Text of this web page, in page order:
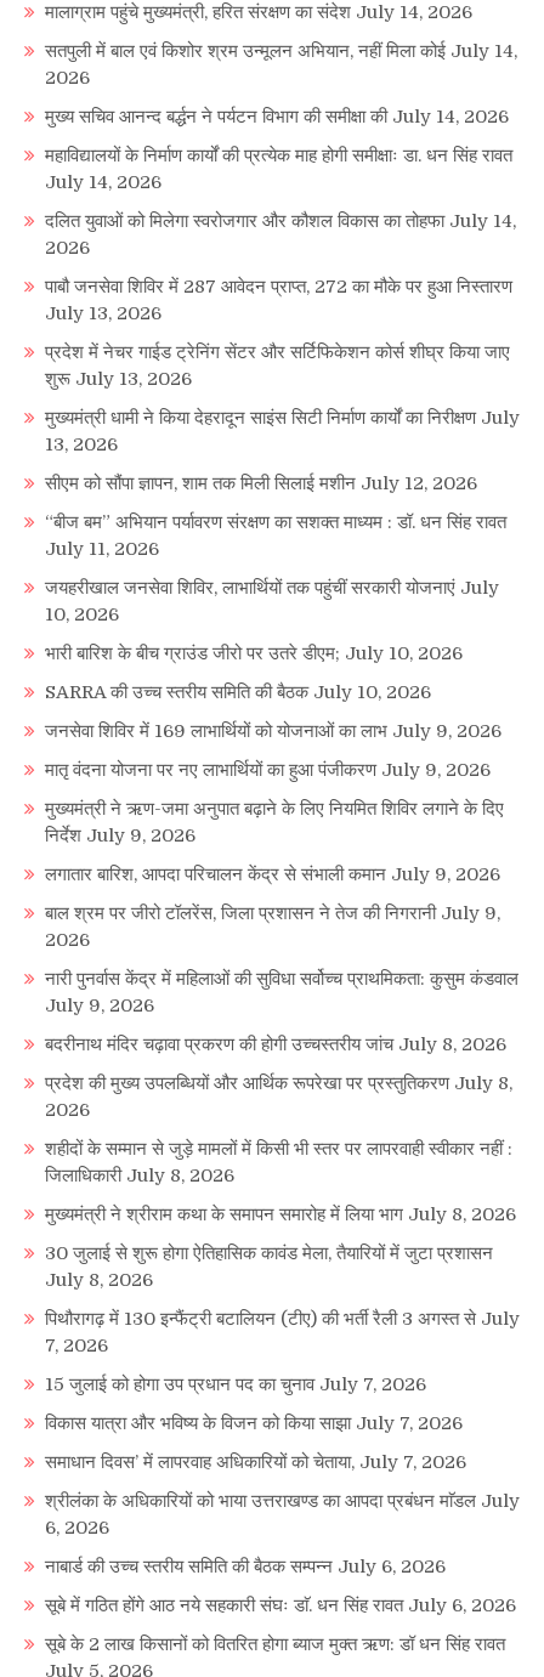
मालाग्राम पहुंचे मुख्यमंत्री, हरित संरक्षण का संदेश July 14, 2026
सतपुली में बाल एवं किशोर श्रम उन्मूलन अभियान, नहीं मिला कोई July 14,
2026
मुख्य सचिव आनन्द बर्द्धन ने पर्यटन विभाग की समीक्षा की July 14, 2026
महाविद्यालयों के निर्माण कार्यों की प्रत्येक माह होगी समीक्षाः डा. धन सिंह रावत
July 14, 2026
दलित युवाओं को मिलेगा स्वरोजगार और कौशल विकास का तोहफा July 14,
2026
पाबौ जनसेवा शिविर में 287 आवेदन प्राप्त, 272 का मौके पर हुआ निस्तारण
July 13, 2026
प्रदेश में नेचर गाईड ट्रेनिंग सेंटर और सर्टिफिकेशन कोर्स शीघ्र किया जाए
शुरू July 13, 2026
मुख्यमंत्री धामी ने किया देहरादून साइंस सिटी निर्माण कार्यों का निरीक्षण July
13, 2026
सीएम को सौंपा ज्ञापन, शाम तक मिली सिलाई मशीन July 12, 2026
“बीज बम” अभियान पर्यावरण संरक्षण का सशक्त माध्यम : डॉ. धन सिंह रावत
July 11, 2026
जयहरीखाल जनसेवा शिविर, लाभार्थियों तक पहुंचीं सरकारी योजनाएं July
10, 2026
भारी बारिश के बीच ग्राउंड जीरो पर उतरे डीएम; July 10, 2026
SARRA की उच्च स्तरीय समिति की बैठक July 10, 2026
जनसेवा शिविर में 169 लाभार्थियों को योजनाओं का लाभ July 9, 2026
मातृ वंदना योजना पर नए लाभार्थियों का हुआ पंजीकरण July 9, 2026
मुख्यमंत्री ने ऋण-जमा अनुपात बढ़ाने के लिए नियमित शिविर लगाने के दिए
निर्देश July 9, 2026
लगातार बारिश, आपदा परिचालन केंद्र से संभाली कमान July 9, 2026
बाल श्रम पर जीरो टॉलरेंस, जिला प्रशासन ने तेज की निगरानी July 9,
2026
नारी पुनर्वास केंद्र में महिलाओं की सुविधा सर्वोच्च प्राथमिकता: कुसुम कंडवाल
July 9, 2026
बदरीनाथ मंदिर चढ़ावा प्रकरण की होगी उच्चस्तरीय जांच July 8, 2026
प्रदेश की मुख्य उपलब्धियों और आर्थिक रूपरेखा पर प्रस्तुतिकरण July 8,
2026
शहीदों के सम्मान से जुड़े मामलों में किसी भी स्तर पर लापरवाही स्वीकार नहीं :
जिलाधिकारी July 8, 2026
मुख्यमंत्री ने श्रीराम कथा के समापन समारोह में लिया भाग July 8, 2026
30 जुलाई से शुरू होगा ऐतिहासिक कावंड मेला, तैयारियों में जुटा प्रशासन
July 8, 2026
पिथौरागढ़ में 130 इन्फैंट्री बटालियन (टीए) की भर्ती रैली 3 अगस्त से July
7, 2026
15 जुलाई को होगा उप प्रधान पद का चुनाव July 7, 2026
विकास यात्रा और भविष्य के विजन को किया साझा July 7, 2026
समाधान दिवस’ में लापरवाह अधिकारियों को चेताया, July 7, 2026
श्रीलंका के अधिकारियों को भाया उत्तराखण्ड का आपदा प्रबंधन माॅडल July
6, 2026
नाबार्ड की उच्च स्तरीय समिति की बैठक सम्पन्न July 6, 2026
सूबे में गठित होंगे आठ नये सहकारी संघः डाॅ. धन सिंह रावत July 6, 2026
सूबे के 2 लाख किसानों को वितरित होगा ब्याज मुक्त ऋण: डॉ धन सिंह रावत
July 5, 2026